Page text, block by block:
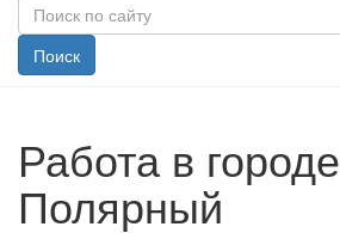
Поиск
Работа в городе
Полярный